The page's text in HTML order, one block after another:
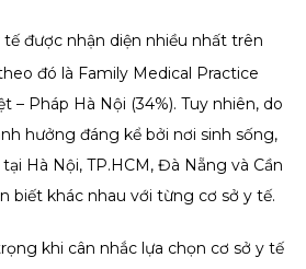
được nhận diện nhiều nhất trên
đó là Family Medical Practice
– Pháp Hà Nội (34%). Tuy nhiên, do
hưởng đáng kể bởi nơi sinh sống,
Hà Nội, TP.HCM, Đà Nẵng và Cần
biết khác nhau với từng cơ sở y tế.
khi cân nhắc lựa chọn cơ sở y tế